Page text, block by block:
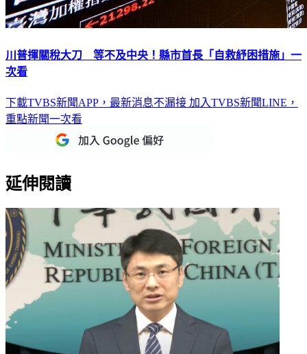
川普揮關稅大刀 等不及中央！縣市首長「自救紓困措施」一
次看
下載TVBS新聞APP，最新消息不漏接 加入TVBS新聞LINE，
重點新聞一次看
延伸閱讀